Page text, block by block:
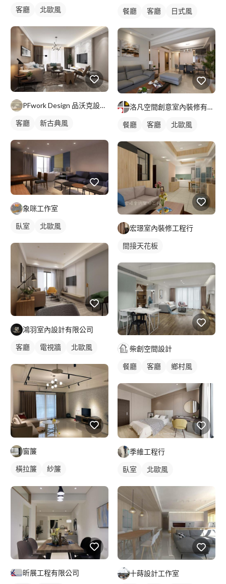
客廳 北歐風
PFwork Design 品沃克設計 l 工程 安信建築經理屢約保證
客廳 新古典風
象咪工作室
臥室 北歐風
鴻羽室內設計有限公司
客廳 電視牆 北歐風
窗簾
橫拉簾
紗簾
昕展工程有限公司
餐廳 客廳 日式風
洛凡空間創意室內裝修有限公司
餐廳 客廳 北歐風
宏璟室內裝修工程行
間接天花板
柴創空間設計
餐廳 客廳 鄉村風
季維工程行
臥室 北歐風
十蒔設計工作室